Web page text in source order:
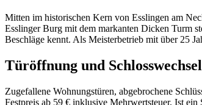
Mitten im historischen Kern von Esslingen am
Esslinger Burg mit dem markanten Dicken Turm
Beschläge kennt. Als Meisterbetrieb mit über 25
Türöffnung und
Zugefallene Wohnungstüren, abgebrochene
Festpreis ab 59 € inklusive Mehrwertsteuer. Ist ein